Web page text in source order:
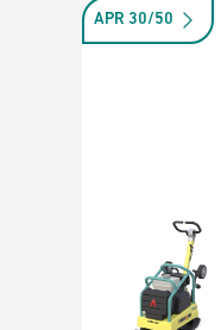
APR 30/50